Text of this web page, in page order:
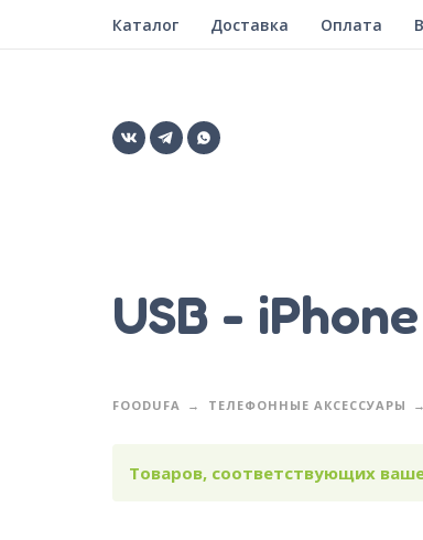
Каталог Доставка Оплата
USB -
FOODUFA ТЕЛЕФОННЫЕ АКСЕССУАРЫ
Товаров, соответствующих